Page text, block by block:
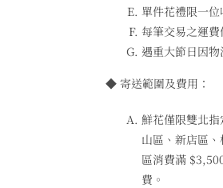
單件花禮限一
每筆交易之運
遇重大節日因
◆ 寄送範圍及費用：
鮮花僅限雙北
山區、新店區
區消費滿
費。